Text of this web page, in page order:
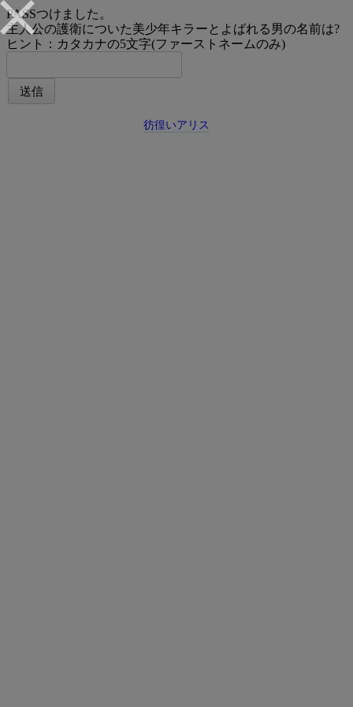
PASSつけました。
主人公の護衛についた美少年キラーとよばれる男の名前は?
ヒント：カタカナの5文字(ファーストネームのみ)
彷徨いアリス